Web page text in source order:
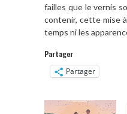
failles que le vernis
contenir, cette mise
temps ni les
Partager
Partager